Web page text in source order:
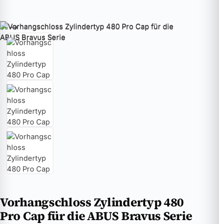
Vorhangschloss Zylindertyp 480
Pro Cap für die ABUS Bravus Serie